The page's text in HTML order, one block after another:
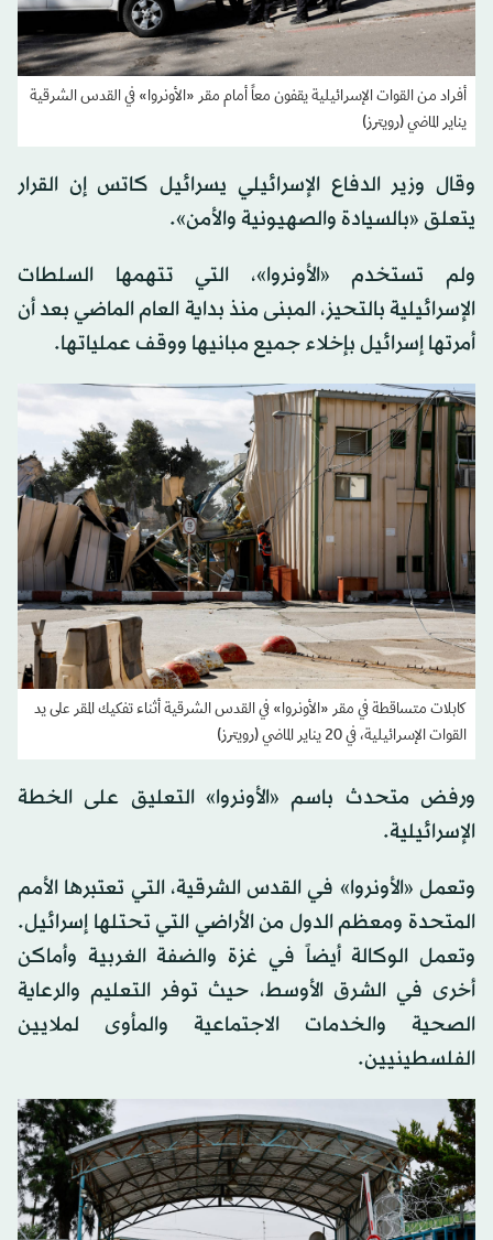
أفراد من القوات الإسرائيلية يقفون معاً أمام مقر «الأونروا» في القدس الشرقية
يناير الماضي (رويترز)
وقال وزير الدفاع الإسرائيلي يسرائيل كاتس إن القرار
يتعلق «بالسيادة والصهيونية والأمن».
ولم تستخدم «الأونروا»، التي تتهمها السلطات
الإسرائيلية بالتحيز، المبنى منذ بداية العام الماضي بعد أن
أمرتها إسرائيل بإخلاء جميع مبانيها ووقف عملياتها.
كابلات متساقطة في مقر «الأونروا» في القدس الشرقية أثناء تفكيك المقر على يد
القوات الإسرائيلية، في 20 يناير الماضي (رويترز)
ورفض متحدث باسم «الأونروا» التعليق على الخطة
الإسرائيلية.
وتعمل «الأونروا» في القدس الشرقية، التي تعتبرها الأمم
المتحدة ومعظم الدول من الأراضي التي تحتلها إسرائيل.
وتعمل الوكالة أيضاً في غزة والضفة الغربية وأماكن
أخرى في الشرق الأوسط، حيث توفر التعليم والرعاية
الصحية والخدمات الاجتماعية والمأوى لملايين
الفلسطينيين.